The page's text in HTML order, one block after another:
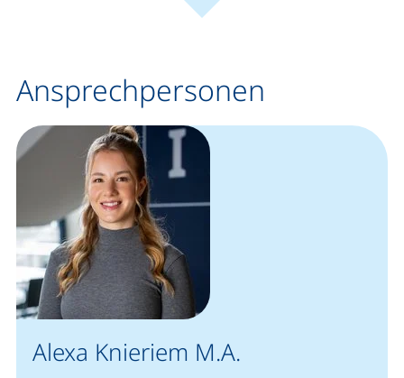
−
(externer Link, öffnet neues Fenster).
Kartendaten © Mitwirkende von
Ansprechpersonen
Alexa Knieriem M.A.